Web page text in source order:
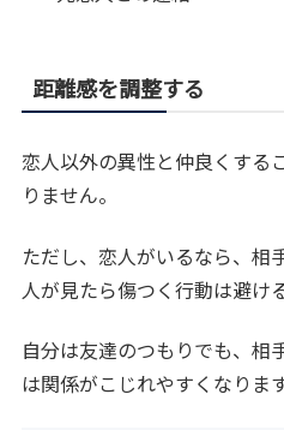
距離感を調整する
恋人以外の異性と仲良くする
りません。
ただし、恋人がいるなら、相
人が見たら傷つく行動は避け
自分は友達のつもりでも、相
は関係がこじれやすくなります